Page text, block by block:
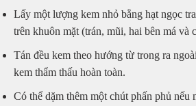
Lấy một lượng kem nhỏ bằng hạt ngọc
trên khuôn mặt (trán, mũi, hai bên má và
Tán đều kem theo hướng từ trong ra
kem thẩm thấu hoàn toàn.
Có thể dặm thêm một chút phấn phủ nếu